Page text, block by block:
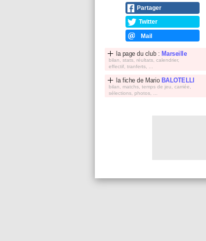
Partager
Twitter
Mail
la page du club : Marseille
bilan, stats, réultats, calendrier,
effectif, tranferts, ...
la fiche de Mario BALOTELLI
bilan, matchs, temps de jeu, carriée,
sélections, photos, ...